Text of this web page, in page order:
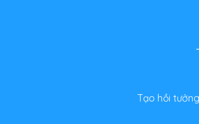
Tạo hồi